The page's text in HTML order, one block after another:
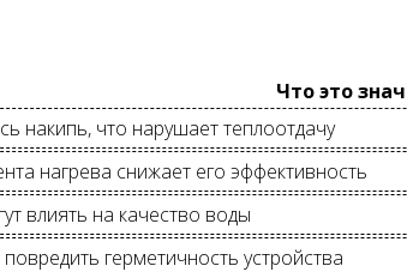
Что это
накипь, что нарушает теплоотдачу
нагрева снижает его эффективность
влиять на качество воды
герметичность устройства